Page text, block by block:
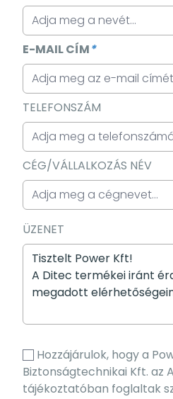
E-MAIL CÍM*
TELEFONSZÁM
CÉG/VÁLLALKOZÁS NÉV
ÜZENET
Hozzájárulok, hogy a
Biztonságtechnikai Kft. az
tájékoztatóban foglaltak